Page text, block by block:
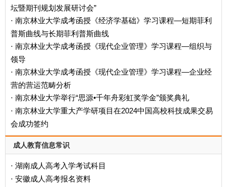
坛暨期刊规划发展研讨会”
· 南京林业大学成考函授《经济学基础》学习课程—短期菲利
普斯曲线与长期菲利普斯曲线
· 南京林业大学成考函授《现代企业管理》学习课程—组织与
领导
· 南京林业大学成考函授《现代企业管理》学习课程—企业经
营的营运范畴分析
· 南京林业大学举行“思源•千年舟彩虹奖学金”颁奖典礼
· 南京林业大学重大产学研项目在2024中国高校科技成果交易
会成功签约
成人教育信息常识
· 湖南成人高考入学考试科目
· 安徽成人高考报名资料